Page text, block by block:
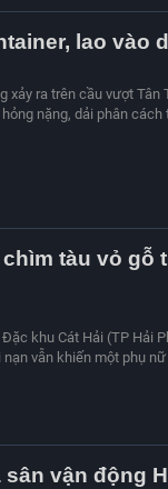
lao vào
xảy ra trên cầu vượt Tân
nặng, dải phân
tàu vỏ gỗ
khu Cát Hải (TP Hải
vẫn khiến một phụ
sân vận động